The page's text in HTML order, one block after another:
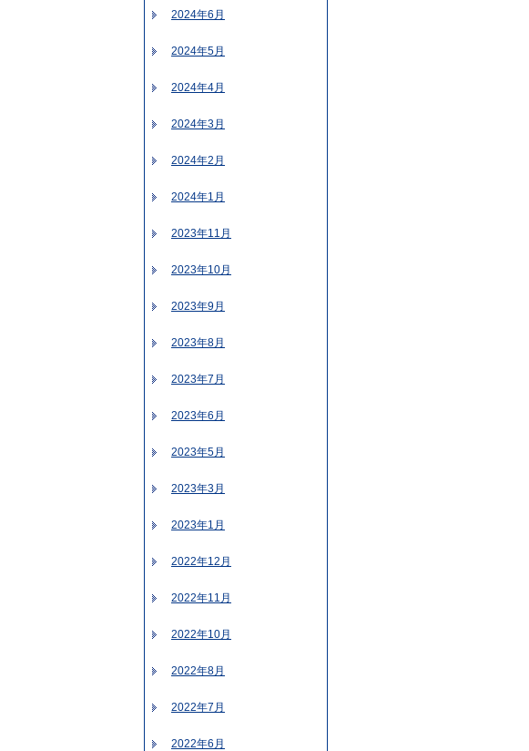
2024年6月
2024年5月
2024年4月
2024年3月
2024年2月
2024年1月
2023年11月
2023年10月
2023年9月
2023年8月
2023年7月
2023年6月
2023年5月
2023年3月
2023年1月
2022年12月
2022年11月
2022年10月
2022年8月
2022年7月
2022年6月